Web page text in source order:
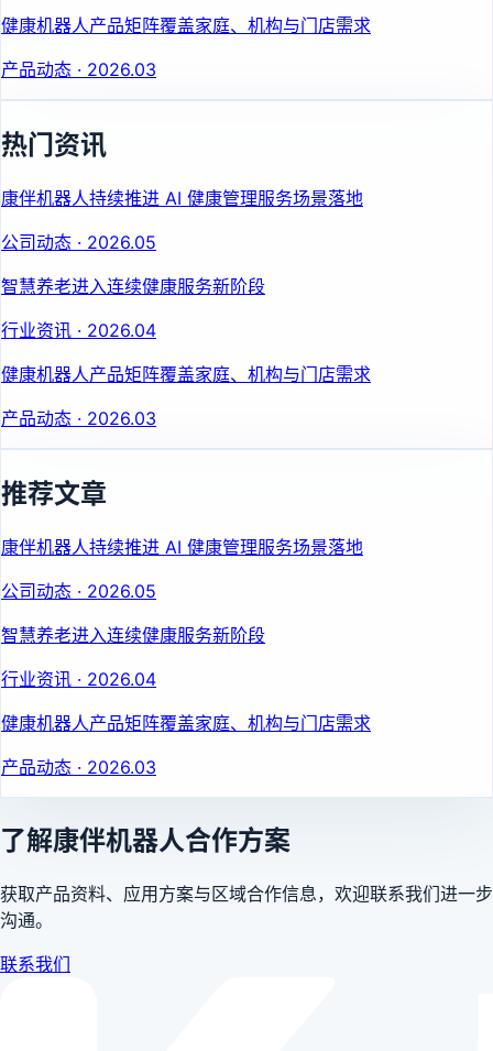
健康机器人产品矩阵覆盖家庭、机构与门店需求
产品动态 · 2026.03
热门资讯
康伴机器人持续推进 AI 健康管理服务场景落地
公司动态 · 2026.05
智慧养老进入连续健康服务新阶段
行业资讯 · 2026.04
健康机器人产品矩阵覆盖家庭、机构与门店需求
产品动态 · 2026.03
推荐文章
康伴机器人持续推进 AI 健康管理服务场景落地
公司动态 · 2026.05
智慧养老进入连续健康服务新阶段
行业资讯 · 2026.04
健康机器人产品矩阵覆盖家庭、机构与门店需求
产品动态 · 2026.03
了解康伴机器人合作方案
获取产品资料、应用方案与区域合作信息，欢迎联系我们进一步
沟通。
联系我们